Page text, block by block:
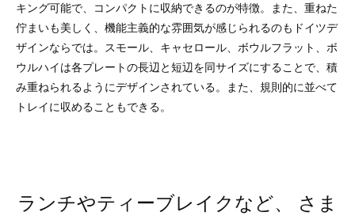
キング可能で、コンパクトに収納できるのが特徴。また、重ねた
佇まいも美しく、機能主義的な雰囲気が感じられるのもドイツデ
ザインならでは。スモール、キャセロール、ボウルフラット、ボ
ウルハイは各プレートの長辺と短辺を同サイズにすることで、積
み重ねられるようにデザインされている。また、規則的に並べて
トレイに収めることもできる。
ランチやティーブレイクなど、 さま